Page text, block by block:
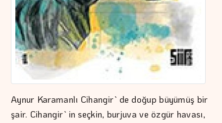
Aynur Karamanlı Cihangir`de doğup büyümüş bir
şair. Cihangir`in seçkin, burjuva ve özgür havası,